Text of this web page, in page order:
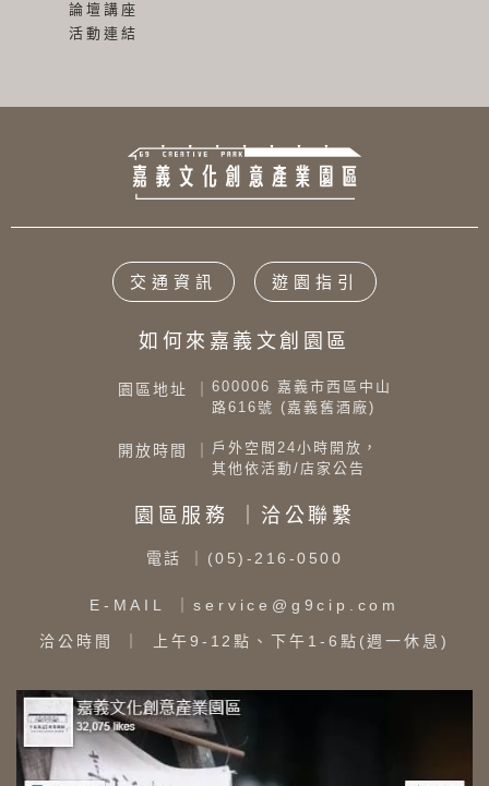
論壇講座
活動連結
交通資訊 遊園指引
如何來嘉義文創園區
園區地址 ｜ 600006 嘉義市西區中山
路616號 (嘉義舊酒廠)
開放時間 ｜ 戶外空間24小時開放，
其他依活動/店家公告
園區服務 ｜洽公聯繫
電話 ｜(05)-216-0500
E-MAIL ｜service@g9cip.com
洽公時間 ｜ 上午9-12點、下午1-6點(週一休息)